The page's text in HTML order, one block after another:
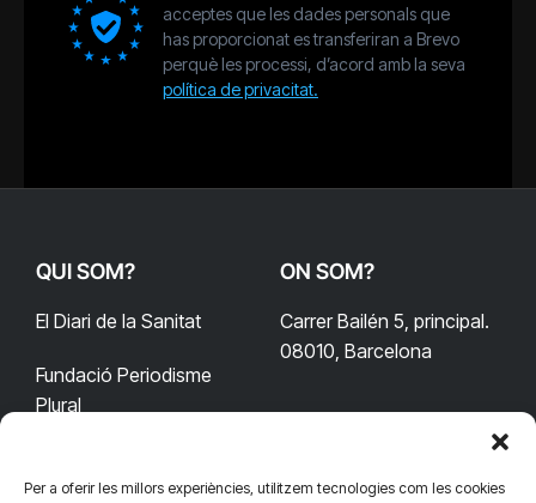
Per a oferir les millors experiències, utilitzem tecnologies com les cookies
acceptes que les dades personals que
has proporcionat es transferiran a Brevo
perquè les processi, d’acord amb la seva
política de privacitat.
QUI SOM?
El Diari de la Sanitat
Fundació Periodisme
Plural
ON SOM?
Carrer Bailén 5, principal.
08010, Barcelona